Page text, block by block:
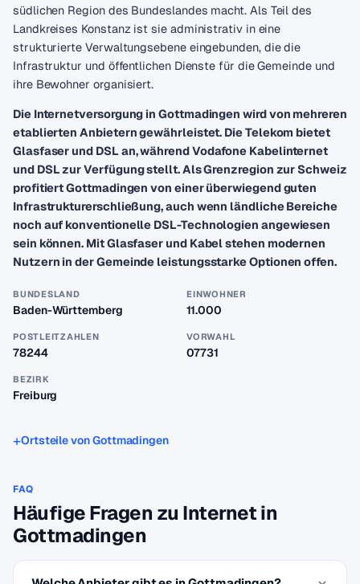
südlichen Region des Bundeslandes macht. Als Teil des
Landkreises Konstanz ist sie administrativ in eine
strukturierte Verwaltungsebene eingebunden, die die
Infrastruktur und öffentlichen Dienste für die Gemeinde und
ihre Bewohner organisiert.
Die Internetversorgung in Gottmadingen wird von mehreren
etablierten Anbietern gewährleistet. Die Telekom bietet
Glasfaser und DSL an, während Vodafone Kabelinternet
und DSL zur Verfügung stellt. Als Grenzregion zur Schweiz
profitiert Gottmadingen von einer überwiegend guten
Infrastrukturerschließung, auch wenn ländliche Bereiche
noch auf konventionelle DSL-Technologien angewiesen
sein können. Mit Glasfaser und Kabel stehen modernen
Nutzern in der Gemeinde leistungsstarke Optionen offen.
BUNDESLAND
Baden-Württemberg
EINWOHNER
11.000
POSTLEITZAHLEN
78244
VORWAHL
07731
BEZIRK
Freiburg
Ortsteile von Gottmadingen
FAQ
Häufige Fragen zu Internet in
Gottmadingen